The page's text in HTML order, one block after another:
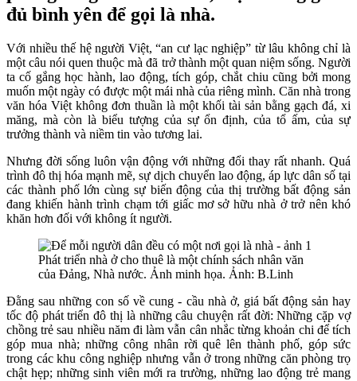
đủ bình yên để gọi là nhà.
Với nhiều thế hệ người Việt, “an cư lạc nghiệp” từ lâu không chỉ là
một câu nói quen thuộc mà đã trở thành một quan niệm sống. Người
ta cố gắng học hành, lao động, tích góp, chắt chiu cũng bởi mong
muốn một ngày có được một mái nhà của riêng mình. Căn nhà trong
văn hóa Việt không đơn thuần là một khối tài sản bằng gạch đá, xi
măng, mà còn là biểu tượng của sự ổn định, của tổ ấm, của sự
trưởng thành và niềm tin vào tương lai.
Nhưng đời sống luôn vận động với những đổi thay rất nhanh. Quá
trình đô thị hóa mạnh mẽ, sự dịch chuyển lao động, áp lực dân số tại
các thành phố lớn cùng sự biến động của thị trường bất động sản
đang khiến hành trình chạm tới giấc mơ sở hữu nhà ở trở nên khó
khăn hơn đối với không ít người.
Phát triển nhà ở cho thuê là một chính sách nhân văn
của Đảng, Nhà nước. Ảnh minh họa. Ảnh: B.Linh
Đằng sau những con số về cung - cầu nhà ở, giá bất động sản hay
tốc độ phát triển đô thị là những câu chuyện rất đời: Những cặp vợ
chồng trẻ sau nhiều năm đi làm vẫn cân nhắc từng khoản chi để tích
góp mua nhà; những công nhân rời quê lên thành phố, góp sức
trong các khu công nghiệp nhưng vẫn ở trong những căn phòng trọ
chật hẹp; những sinh viên mới ra trường, những lao động trẻ mang